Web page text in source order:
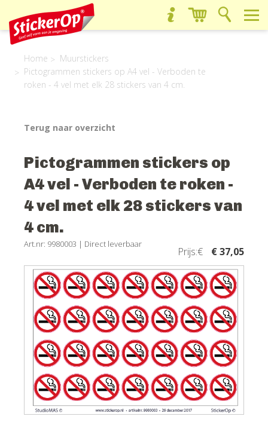
Home
Muurstickers
Pictogrammen stickers op A4 vel - Verboden te
roken - 4 vel met elk 28 stickers van 4 cm.
Terug naar overzicht
Pictogrammen stickers op
A4 vel - Verboden te roken -
4 vel met elk 28 stickers van
4 cm.
Art.nr: 9980003 | Direct leverbaar
Prijs:€ € 37,05